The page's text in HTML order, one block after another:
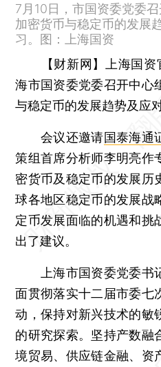
7月10日，市国资委党委
加密货币与稳定币的发展
习。图：上海国资
【财新网】
上海国
海市国资委党委召开中心
与稳定币的发展趋势及应
会议还邀请国泰海通
策组首席分析师李明亮作
密货币及稳定币的发展历
球各地区稳定币的发展战
定币发展面临的机遇和挑
出了建议。
上海市国资委党委书
面贯彻落实十二届市委七
动，保持对新兴技术的敏
的研究探索。坚持产数融
境贸易、供应链金融、资